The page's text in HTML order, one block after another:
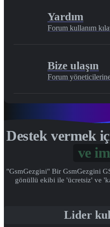
Yardım
Forum kullanım
Bize ulaşın
Forum
Destek vermek
"GsmGezgini" Bir GsmGezgini
gönüllü ekibi ile 'ücretsiz' ve
Lider